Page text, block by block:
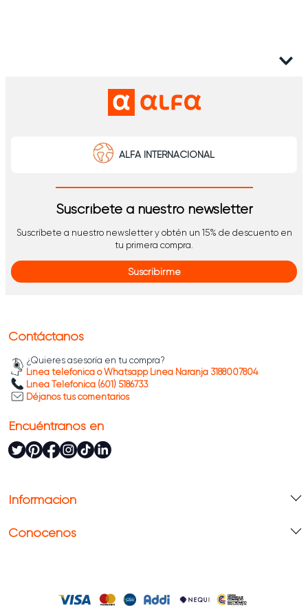
ALFA INTERNACIONAL
Suscríbete a nuestro newsletter
Suscríbete a nuestro newsletter y obtén un 15% de descuento en
tu primera compra.
Suscribirme
Información
Conócenos
Contáctanos
¿Quieres asesoría en tu compra?
Línea telefónica o Whatsapp Línea Naranja 3188007804
Línea Telefónica (601) 5186733
Déjanos tus comentarios
Encuéntranos en